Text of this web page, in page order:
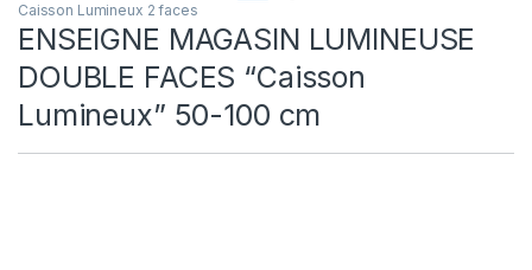
Caisson Lumineux 2 faces
ENSEIGNE MAGASIN LUMINEUSE
DOUBLE FACES “Caisson
Lumineux” 50-100 cm